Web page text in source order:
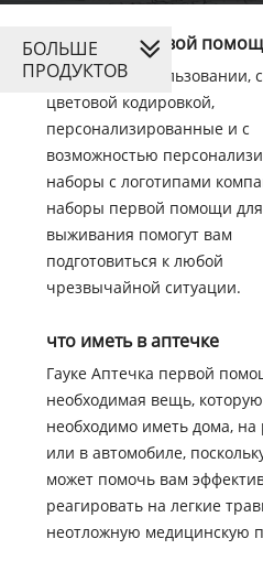
Комплект первой
Простые в использовании, с
цветовой кодировкой,
персонализированные и с
возможностью
наборы с логотипами
наборы первой помощи для
выживания помогут вам
подготовиться к любой
чрезвычайной ситуации.
что иметь в аптечке
Гауке Аптечка первой
необходимая вещь, которую
необходимо иметь дома, на
или в автомобиле,
может помочь вам
реагировать на легкие
неотложную медицинскую
БОЛЬШЕ
ПРОДУКТОВ